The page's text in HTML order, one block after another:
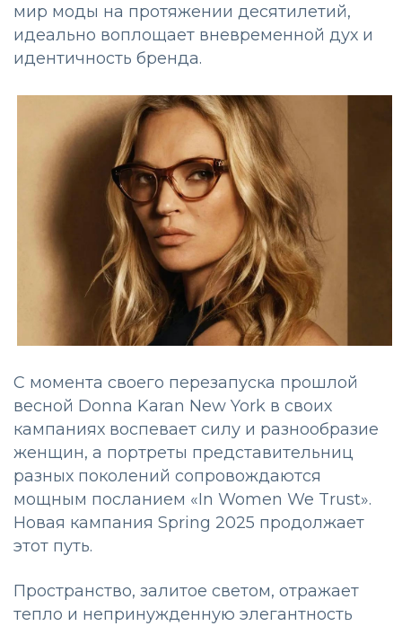
мир моды на протяжении десятилетий,
идеально воплощает вневременной дух и
идентичность бренда.
С момента своего перезапуска прошлой
весной Donna Karan New York в своих
кампаниях воспевает силу и разнообразие
женщин, а портреты представительниц
разных поколений сопровождаются
мощным посланием «In Women We Trust».
Новая кампания Spring 2025 продолжает
этот путь.
Пространство, залитое светом, отражает
тепло и непринужденную элегантность